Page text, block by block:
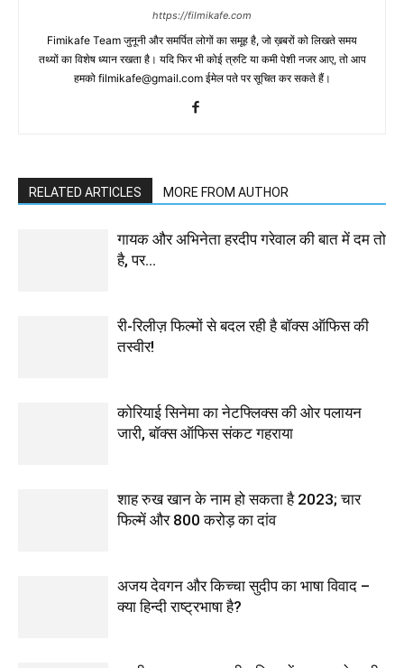
https://filmikafe.com
Fimikafe Team जुनूनी और समर्पित लोगों का समूह है, जो ख़बरों को लिखते समय
तथ्‍यों का विशेष ध्‍यान रखता है। यदि फिर भी कोई त्रुटि या कमी पेशी नजर आए, तो आप
हमको filmikafe@gmail.com ईमेल पते पर सूचित कर सकते हैं।
RELATED ARTICLES MORE FROM AUTHOR
गायक और अभिनेता हरदीप गरेवाल की बात में दम तो
है, पर…
री-रिलीज़ फिल्मों से बदल रही है बॉक्स ऑफिस की
तस्वीर!
कोरियाई सिनेमा का नेटफ्लिक्स की ओर पलायन
जारी, बॉक्स ऑफिस संकट गहराया
शाह रुख खान के नाम हो सकता है 2023; चार
फिल्में और 800 करोड़ का दांव
अजय देवगन और किच्चा सुदीप का भाषा विवाद –
क्या हिन्दी राष्ट्रभाषा है?